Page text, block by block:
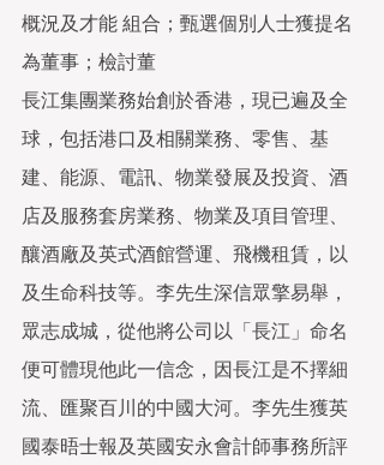
概況及才能 組合；甄選個別人士獲提名
為董事；檢討董
長江集團業務始創於香港，現已遍及全
球，包括港口及相關業務、零售、基
建、能源、電訊、物業發展及投資、酒
店及服務套房業務、物業及項目管理、
釀酒廠及英式酒館營運、飛機租賃，以
及生命科技等。李先生深信眾擎易舉，
眾志成城，從他將公司以「長江」命名
便可體現他此一信念，因長江是不擇細
流、匯聚百川的中國大河。李先生獲英
國泰晤士報及英國安永會計師事務所評